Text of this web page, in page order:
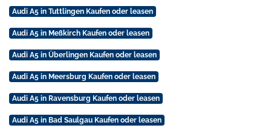
Audi A5 in Tuttlingen Kaufen oder leasen
Audi A5 in Meßkirch Kaufen oder leasen
Audi A5 in Überlingen Kaufen oder leasen
Audi A5 in Meersburg Kaufen oder leasen
Audi A5 in Ravensburg Kaufen oder leasen
Audi A5 in Bad Saulgau Kaufen oder leasen